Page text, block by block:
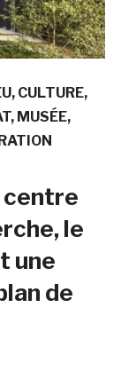
CULTURE
MUSÉE
centre
le
une
de